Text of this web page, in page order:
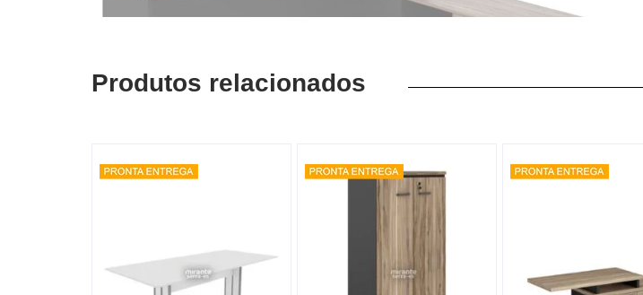
Produtos relacionados